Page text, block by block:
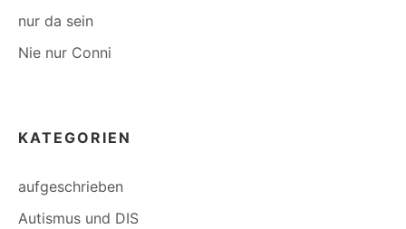
nur da sein
Nie nur Conni
KATEGORIEN
aufgeschrieben
Autismus und DIS